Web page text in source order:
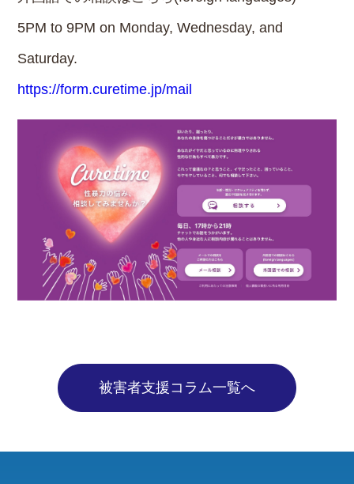
5PM to 9PM on Monday, Wednesday, and
Saturday.
https://form.curetime.jp/mail
被害者支援コラム一覧へ